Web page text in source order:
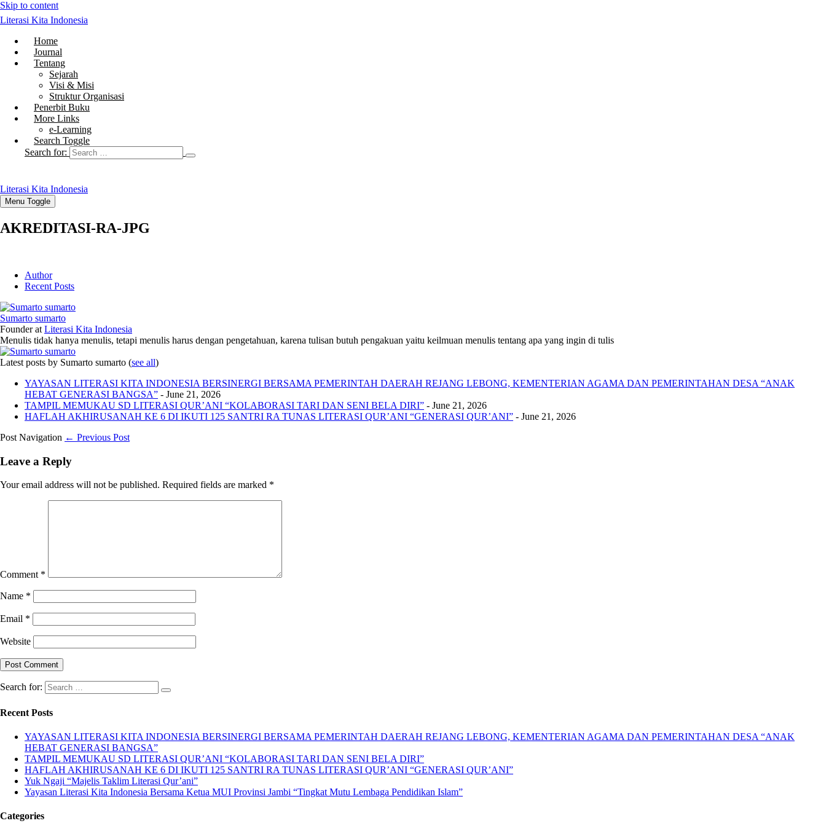
Skip to content
Literasi Kita Indonesia
Home
Journal
Tentang
Sejarah
Visi & Misi
Struktur Organisasi
Penerbit Buku
More Links
e-Learning
Search Toggle
Search for:
Literasi Kita Indonesia
Menu Toggle
AKREDITASI-RA-JPG
Author
Recent Posts
Sumarto sumarto
Founderat Literasi Kita Indonesia
Menulis tidak hanya menulis, tetapi menulis harus dengan pengetahuan, karena tulisan butuh pengakuan yaitu keilmuan menulis tentang apa yang ingin di tulis
Latest posts by Sumarto sumarto (see all)
YAYASAN LITERASI KITA INDONESIA BERSINERGI BERSAMA PEMERINTAH DAERAH REJANG LEBONG, KEMENTERIAN AGAMA DAN PEMERINTAHAN DESA “ANAK
HEBAT GENERASI BANGSA” - June 21, 2026
TAMPIL MEMUKAU SD LITERASI QUR’ANI “KOLABORASI TARI DAN SENI BELA DIRI” - June 21, 2026
HAFLAH AKHIRUSANAH KE 6 DI IKUTI 125 SANTRI RA TUNAS LITERASI QUR’ANI “GENERASI QUR’ANI” - June 21, 2026
Post Navigation ← Previous Post
Leave a Reply
Your email address will not be published. Required fields are marked *
Comment *
Name *
Email *
Website
Search for:
Recent Posts
YAYASAN LITERASI KITA INDONESIA BERSINERGI BERSAMA PEMERINTAH DAERAH REJANG LEBONG, KEMENTERIAN AGAMA DAN PEMERINTAHAN DESA “ANAK
HEBAT GENERASI BANGSA”
TAMPIL MEMUKAU SD LITERASI QUR’ANI “KOLABORASI TARI DAN SENI BELA DIRI”
HAFLAH AKHIRUSANAH KE 6 DI IKUTI 125 SANTRI RA TUNAS LITERASI QUR’ANI “GENERASI QUR’ANI”
Yuk Ngaji “Majelis Taklim Literasi Qur’ani”
Yayasan Literasi Kita Indonesia Bersama Ketua MUI Provinsi Jambi “Tingkat Mutu Lembaga Pendidikan Islam”
Categories